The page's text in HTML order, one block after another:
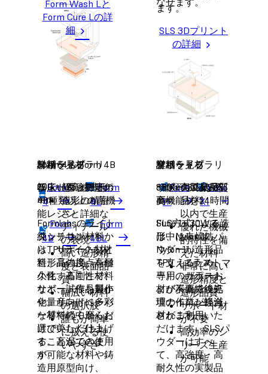
詳細を見る
Form
4
Form
4L
Form
4B
Form
4BL
メリット
超高速造形
造形の精密
さと詳細な
ディテール
の表現
高い造形精
度と表面品
質
幅広い材料
の選択肢
誰もが簡単
に扱える使
いやすさ
材料ライブラリ
幅広い用途対応の
40種類以上の高機
能レジン
純シリコン材料か
らTPUライクな材
料、高強度、高耐
久性、高剛性材料
など、試作品製作
や量産向けに多彩
な材料の中からお
選びいただけま
す。高温での使用
が可能な材料や鋳
造用原型向け、
Form 4 & Form 4B
200 × 125 × 210
mm
Form Wash Lと
Form Cure Lの詳
細
サポート材
ライトタッチサポ
ート
Formlabsのライト
タッチサポート
は、サポート材と
造形品の接点を極
小化することで、
サポート痕を最小
化。サンドペーパ
ー等で軽く磨くだ
けで美しく仕上げ
ることができま
す。
詳細を見る
Fuse
1+
Fuse
X1
ます。
SLS 3Dプリント
の詳細
メリット
実製品用部
品を24時間
以内で生産
優れた機械
的特性を備
えた材料
非常に高い
造形精度と
造形品質
サポート材
が不要
高効率のシ
リーズ生産
が可能
材料ライブラリ
8種類の工業品質
高機能材料
Fuse 1+ 30Wで
は、Nylon 12、
Nylon 11、
TPU（エラストマ
ー）、ガラスお
よび炭素繊維充
填ナイロン複合
材がご利用いた
だけます。SLSパ
ウダーはすべ
て、高強度・高
耐久性の実製品
空
330 x 330 x 565
mm
サポート材
サポート材が不
要
SLS方式による造
形中は未焼結パ
ウダーが造形品
を支えるため、
専用のサポート
材が不要で後処
理の作業が軽減
されます。